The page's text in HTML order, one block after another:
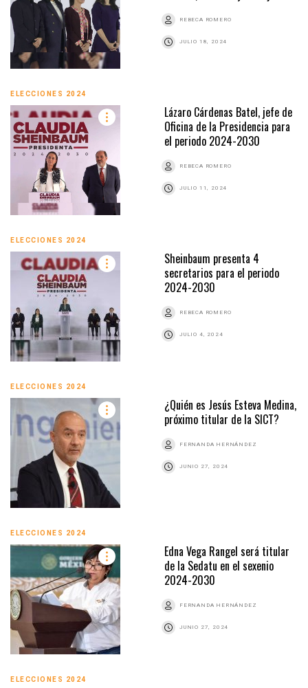
REBECA ROMERO
JULIO 18, 2024
ELECCIONES 2024
Lázaro Cárdenas Batel, jefe de
Oficina de la Presidencia para
el periodo 2024-2030
REBECA ROMERO
JULIO 11, 2024
ELECCIONES 2024
Sheinbaum presenta 4
secretarios para el periodo
2024-2030
REBECA ROMERO
JULIO 4, 2024
ELECCIONES 2024
¿Quién es Jesús Esteva Medina,
próximo titular de la SICT?
FERNANDA HERNÁNDEZ
JUNIO 27, 2024
ELECCIONES 2024
Edna Vega Rangel será titular
de la Sedatu en el sexenio
2024-2030
FERNANDA HERNÁNDEZ
JUNIO 27, 2024
ELECCIONES 2024